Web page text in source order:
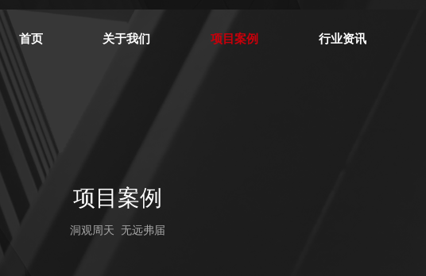
首页 关于我们 项目案例 行业资讯
项目案例
洞观周天 无远弗届